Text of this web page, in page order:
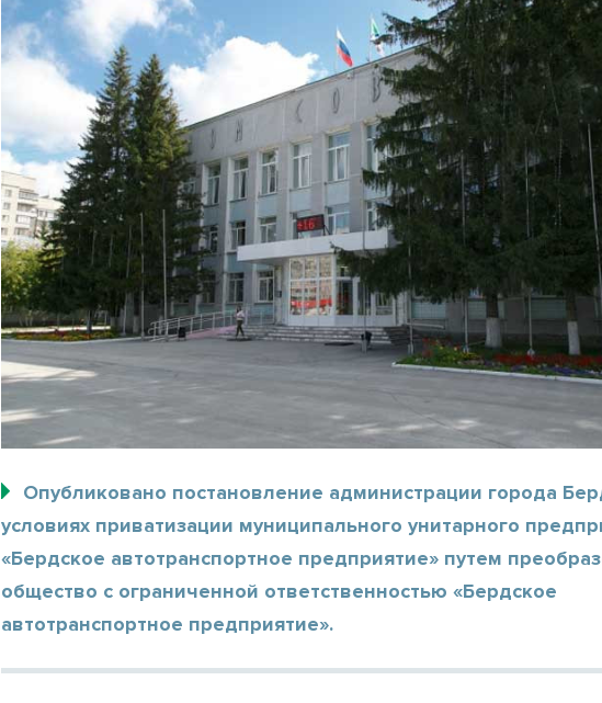
Опубликовано постановление администрации города
условиях приватизации муниципального унитарного
«Бердское автотранспортное предприятие» путем
общество с ограниченной ответственностью «Бердское
автотранспортное предприятие».